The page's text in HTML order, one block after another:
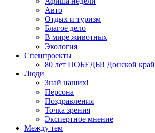
Авто
Отдых и туризм
Благое дело
В мире животных
Экология
Спецпроекты
80 лет ПОБЕДЫ! Донской край
Люди
Знай наших!
Персона
Поздравления
Точка зрения
Экспертное мнение
Между тем